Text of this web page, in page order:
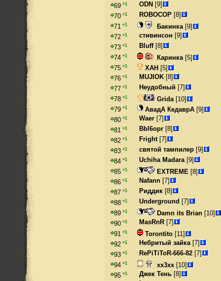
69 +1 ODN [9]
70 +1 ROBOCOP [8]
71 +1 Бакинка[9]
72 +1 стивинсон [9]
73 +1 Bluff[8]
74 +1 Каринка[5]
75 +1 ХАН [5]
76 +1 MUJIOK [8]
77 +1 Неудобный [7]
78 +1 Grida[10]
79 +1 АвадА КедаврА [9]
80 +1 Waer [7]
81 +1 Bbl6opr [8]
82 +1 Fright[7]
83 +1 святой тампилер [9]
84 +1 Uchiha Madara[9]
85 +1 EXTREME [8]
86 +1 Nafann [7]
87 +1 Риддик [8]
88 +1 Underground [7]
89 +1 Damn its Brian [10]
90 +1 MasRnR [7]
91 +1 Torontito [11]
92 +1 Небритый зайка[7]
93 +1 RePiTiToR-666-82 [7]
94 +1 xx3xx [10]
95 +1 Джек Тень [8]